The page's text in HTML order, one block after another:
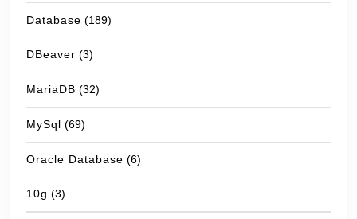
Database (189)
DBeaver (3)
MariaDB (32)
MySql (69)
Oracle Database (6)
10g (3)